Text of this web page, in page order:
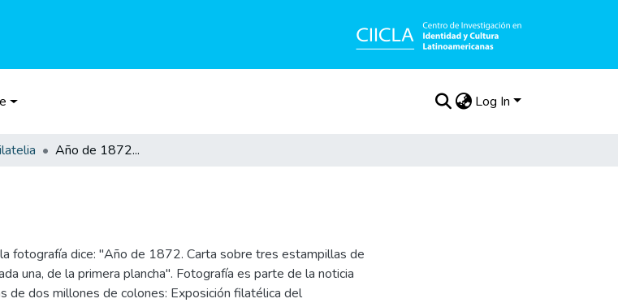
Log In
Año de 1872...
fotografía dice: "Año de 1872. Carta sobre tres estampillas de
una, de la primera plancha". Fotografía es parte de la noticia
de dos millones de colones: Exposición filatélica del